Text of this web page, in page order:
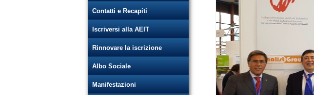
Contatti e Recapiti
Iscriversi alla AEIT
Rinnovare la iscrizione
Albo Sociale
Manifestazioni